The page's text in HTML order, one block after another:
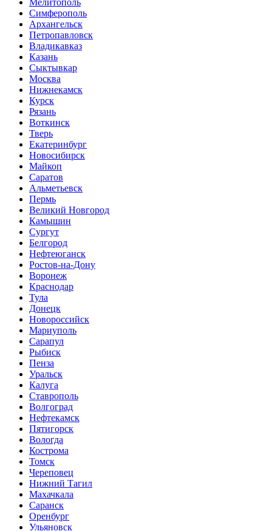
Мелитополь
Симферополь
Архангельск
Петропавловск
Владикавказ
Казань
Сыктывкар
Москва
Нижнекамск
Курск
Рязань
Воткинск
Тверь
Екатеринбург
Новосибирск
Майкоп
Саратов
Альметьевск
Пермь
Великий Новгород
Камышин
Сургут
Белгород
Нефтеюганск
Ростов-на-Дону
Воронеж
Краснодар
Тула
Донецк
Новороссийск
Мариуполь
Сарапул
Рыбиск
Пенза
Уральск
Калуга
Ставрополь
Волгоград
Нефтекамск
Пятигорск
Вологда
Кострома
Томск
Череповец
Нижний Тагил
Махачкала
Саранск
Оренбург
Ульяновск